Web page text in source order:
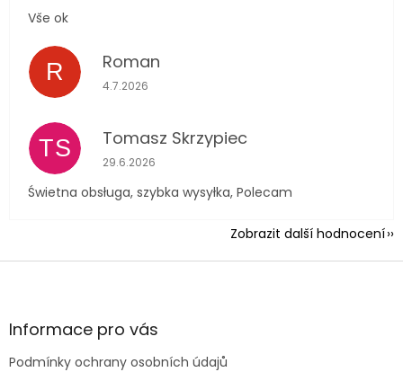
Vše ok
R Roman
Hodnocení obchodu je 5 z 5 hvězdiček.
4.7.2026
TS Tomasz Skrzypiec
Hodnocení obchodu je 5 z 5 hvězdiček.
29.6.2026
Świetna obsługa, szybka wysyłka, Polecam
Zobrazit další hodnocení
Z
aInformace pro vás
Podmínky ochrany osobních údajů